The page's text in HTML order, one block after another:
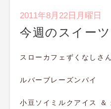
2011年8月22日月曜日
今週のスイー
スローカフェずくなしさ
ルバーブレーズンパイ
小豆ソイミルクアイス ＆